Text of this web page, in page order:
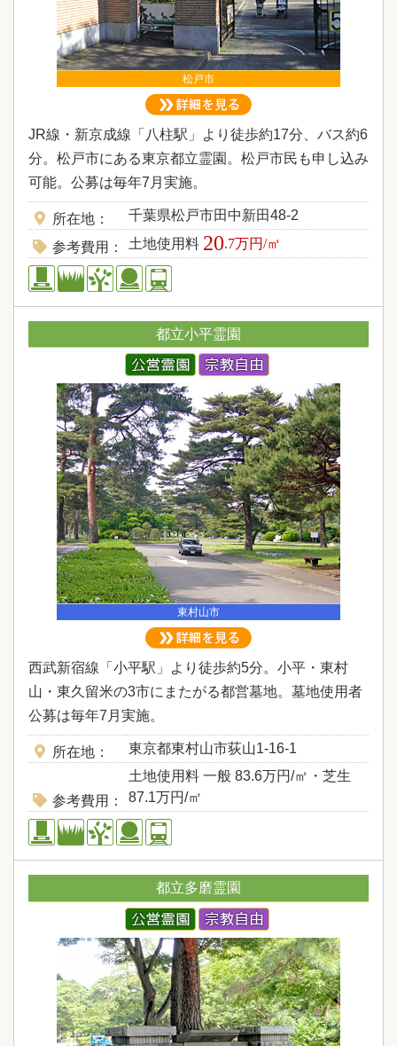
松戸市
JR線・新京成線「八柱駅」より徒歩約17分、バス約6
分。松戸市にある東京都立霊園。松戸市民も申し込み
可能。公募は毎年7月実施。
所在地 千葉県松戸市田中新田48-2
参考費用 土地使用料 20.7万円/㎡
都立小平霊園
東村山市
西武新宿線「小平駅」より徒歩約5分。小平・東村
山・東久留米の3市にまたがる都営墓地。墓地使用者
公募は毎年7月実施。
所在地 東京都東村山市荻山1-16-1
参考費用
土地使用料 一般 83.6万円/㎡ ・芝生
87.1万円/㎡
都立多磨霊園